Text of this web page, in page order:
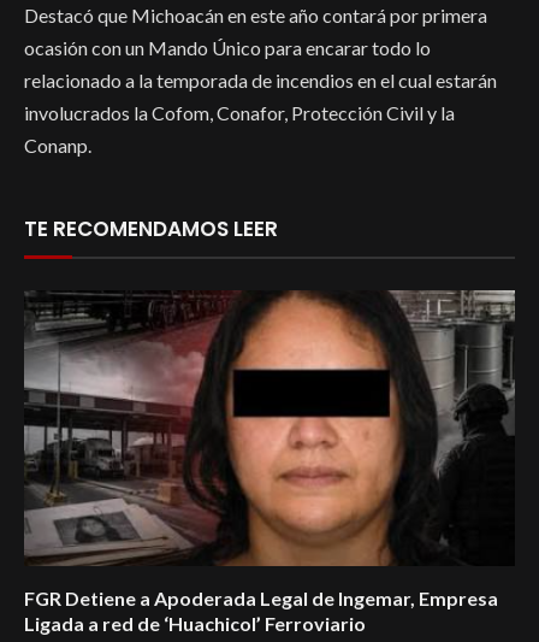
Destacó que Michoacán en este año contará por primera
ocasión con un Mando Único para encarar todo lo
relacionado a la temporada de incendios en el cual estarán
involucrados la Cofom, Conafor, Protección Civil y la
Conanp.
TE RECOMENDAMOS LEER
FGR Detiene a Apoderada Legal de Ingemar, Empresa
Ligada a red de ‘Huachicol’ Ferroviario